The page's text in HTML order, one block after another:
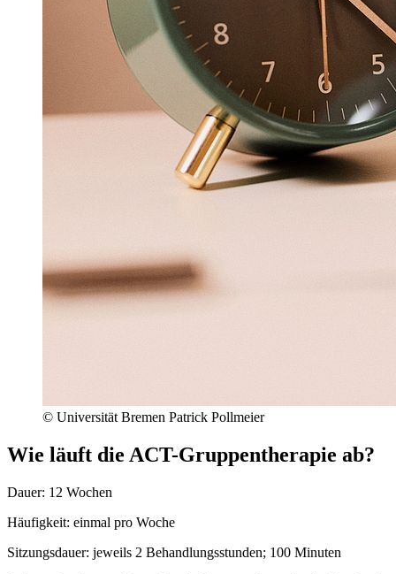
© Universität Bremen Patrick Pollmeier
Wie läuft die ACT-Gruppentherapie ab?
Dauer: 12 Wochen
Häufigkeit: einmal pro Woche
Sitzungsdauer: jeweils 2 Behandlungsstunden; 100 Minuten